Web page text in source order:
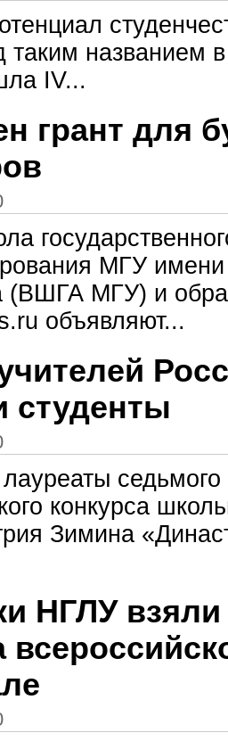
названием
IV...
грант для
МГУ
(ВШГА МГУ) и
объявляют...
студенты
седьмого
конкурса
Зимина
НГЛУ взяли